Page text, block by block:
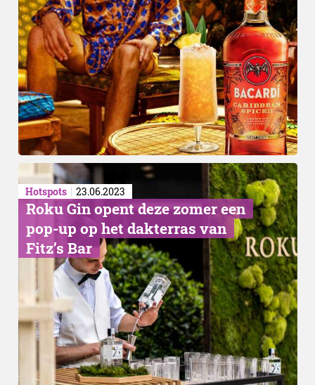
Zelf maken
Hotspots 23.06.2023
Roku Gin opent deze zomer een
pop-up op het dakterras van
Fitz’s Bar